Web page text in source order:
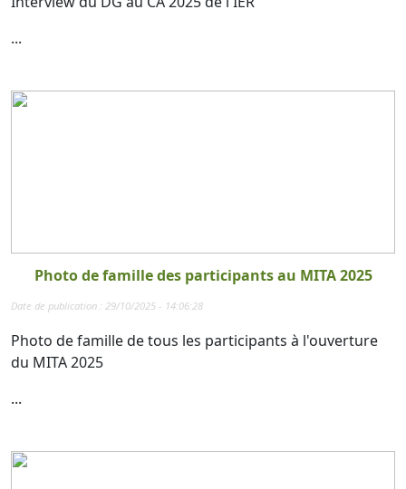
...
Photo de famille des participants au MITA 2025
Date de publication : 29/10/2025 - 14:06:28
Photo de famille de tous les participants à l'ouverture
du MITA 2025
...